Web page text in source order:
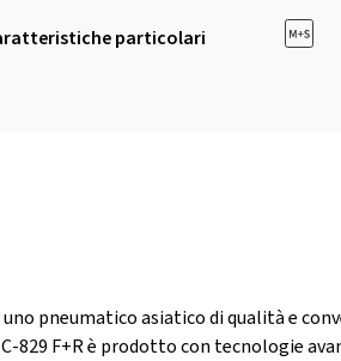
particolari
uno pneumatico asiatico di qualità e
C-829 F+R è prodotto con tecnologie